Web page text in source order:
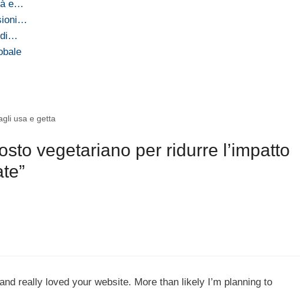
e…
di…
usa e getta
vegetariano per ridurre l’impatto
really loved your website. More than likely I’m planning to